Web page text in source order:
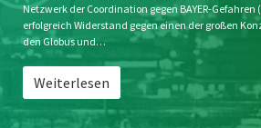
SPENDEN
Netzwerk der Coordination gegen BAYER-Gefahren
erfolgreich Widerstand gegen einen der großen
den Globus und…
Weiterlesen